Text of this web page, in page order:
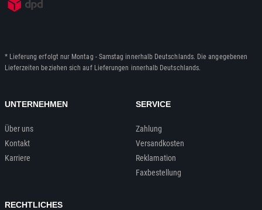
* Lieferung erfolgt nur Montag - Samstag innerhalb Deutschlands. Die angegebenen
Lieferzeiten beziehen sich auf Lieferungen innerhalb Deutschlands.
UNTERNEHMEN
Über uns
Kontakt
Karriere
SERVICE
Zahlung
Versandkosten
Reklamation
Faxbestellung
RECHTLICHES